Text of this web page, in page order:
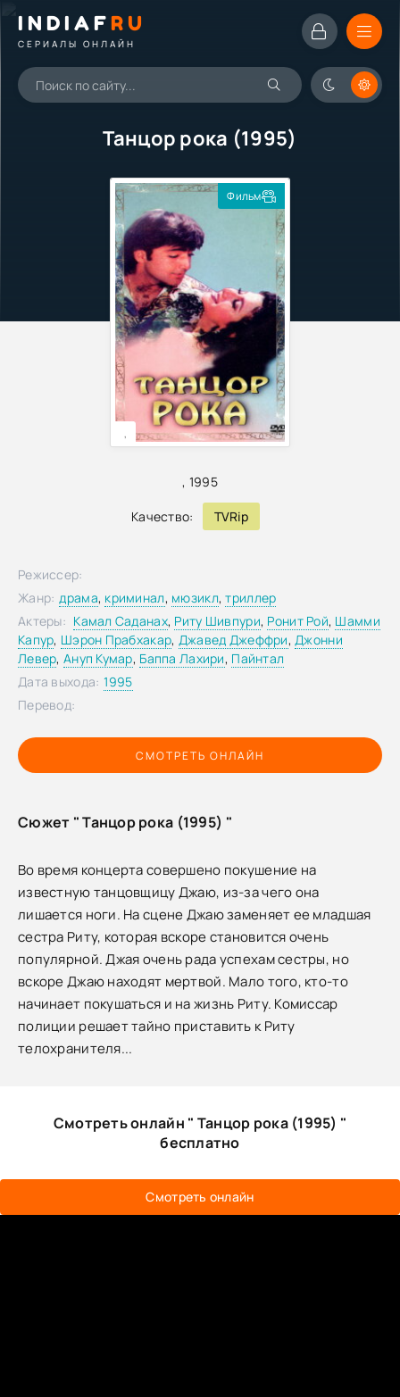
INDIAFRU
СЕРИАЛЫ ОНЛАЙН
Танцор рока (1995)
, 1995
Качество: TVRip
Фильм
,
СМОТРЕТЬ ОНЛАЙН
Режиссер:
Жанр: драма, криминал, мюзикл,триллер
Актеры: Камал Саданах, Риту Шивпури, Ронит Рой, Шамми
Капур, Шэрон Прабхакар, Джавед Джеффри,Джонни
Левер, Ануп Кумар, Баппа Лахири, Пайнтал
Дата выхода: 1995
Перевод:
Сюжет " Танцор рока (1995) "
Во время концерта совершено покушение на
известную танцовщицу Джаю, из-за чего она
лишается ноги. На сцене Джаю заменяет ее младшая
сестра Риту, которая вскоре становится очень
популярной. Джая очень рада успехам сестры, но
вскоре Джаю находят мертвой. Мало того, кто-то
начинает покушаться и на жизнь Риту. Комиссар
полиции решает тайно приставить к Риту
телохранителя...
Смотреть онлайн " Танцор рока (1995) "
бесплатно
Смотреть онлайн